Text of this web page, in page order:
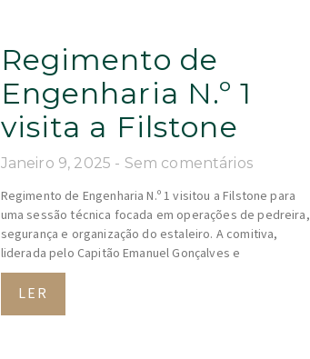
Regimento de
Engenharia N.º 1
visita a Filstone
Janeiro 9, 2025 Sem comentários
Regimento de Engenharia N.º 1 visitou a Filstone para
uma sessão técnica focada em operações de pedreira,
segurança e organização do estaleiro. A comitiva,
liderada pelo Capitão Emanuel Gonçalves e
LER